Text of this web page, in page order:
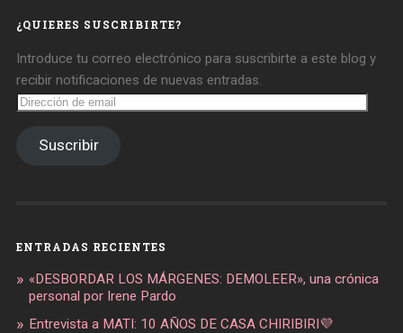
¿QUIERES SUSCRIBIRTE?
Introduce tu correo electrónico para suscribirte a este blog y
recibir notificaciones de nuevas entradas.
Dirección
de
Suscribir
ENTRADAS RECIENTES
«DESBORDAR LOS MÁRGENES: DEMOLEER», una crónica
personal por Irene Pardo
Entrevista a MATI: 10 AÑOS DE CASA CHIRIBIRI💜